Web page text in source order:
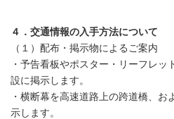
４．交通情報の入手方法について
（１）配布・掲示物によるご案内
・予告看板やポスター・リーフレ
設に掲示します。
・横断幕を高速道路上の跨道橋、お
示します。